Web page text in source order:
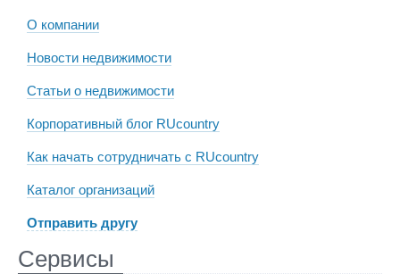
О компании
Новости недвижимости
Статьи о недвижимости
Корпоративный блог RUcountry
Как начать сотрудничать с RUcountry
Каталог организаций
Отправить другу
Сервисы